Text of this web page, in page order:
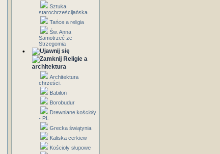
Sztuka
starochrześcijańska
Tańce a religia
Św. Anna
Samotrzeć ze
Strzegomia
Religie a
architektura
Architektura
chrześci.
Babilon
Borobudur
Drewniane kościoły
- PL
Grecka świątynia
Kaliska cerkiew
Kościoły słupowe